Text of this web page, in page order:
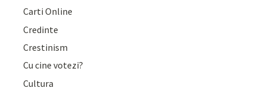
Carti Online
Credinte
Crestinism
Cu cine votezi?
Cultura